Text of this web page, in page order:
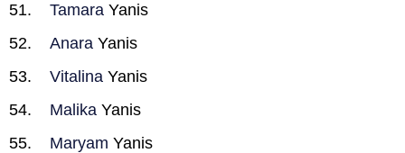
Tamara Yanis
Anara Yanis
Vitalina Yanis
Malika Yanis
Maryam Yanis